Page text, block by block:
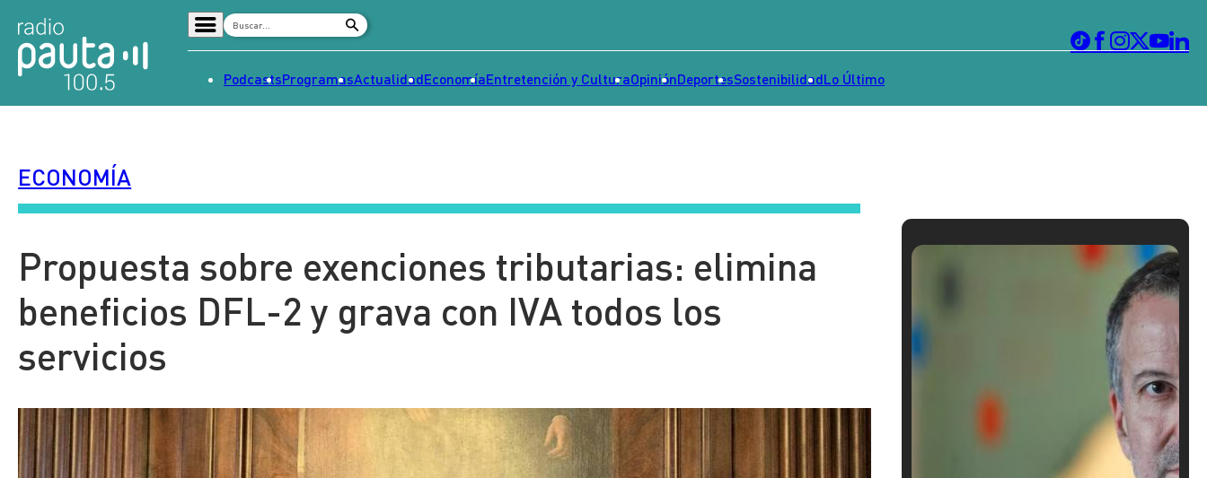
Señal 2
Tendencias
Contenido Patrocinado
PodcastsProgramasActualidadEconomíaEntretención y CulturaOpiniónDeportesSostenibilidadLo Último
ECONOMÍA
Propuesta sobre exenciones tributarias: elimina
beneficios DFL-2 y grava con IVA todos los
servicios